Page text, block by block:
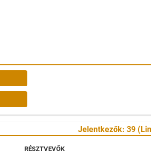
Jelentkezők: 39
RÉSZTVEVŐK